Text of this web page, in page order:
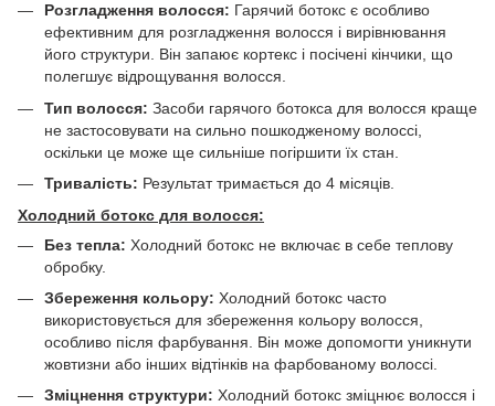
Розгладження волосся: Гарячий ботокс є особливо
ефективним для розгладження волосся і вирівнювання
його структури. Він запаює кортекс і посічені кінчики, що
полегшує відрощування волосся.
Тип волосся: Засоби гарячого ботокса для волосся краще
не застосовувати на сильно пошкодженому волоссі,
оскільки це може ще сильніше погіршити їх стан.
Тривалість: Результат тримається до 4 місяців.
Холодний ботокс для волосся:
Без тепла: Холодний ботокс не включає в себе теплову
обробку.
Збереження кольору: Холодний ботокс часто
використовується для збереження кольору волосся,
особливо після фарбування. Він може допомогти уникнути
жовтизни або інших відтінків на фарбованому волоссі.
Зміцнення структури: Холодний ботокс зміцнює волосся і